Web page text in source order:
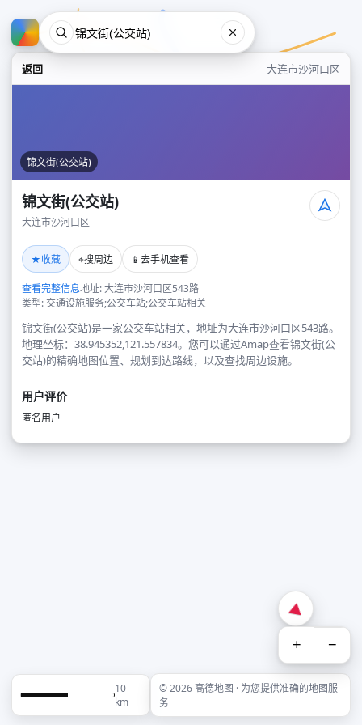
返回 大连市沙河口区
锦文街(公交站)
锦文街(公交站)
大连市沙河口区
★收藏 ⌖搜周边 📱 去手机查看
查看完整信息地址: 大连市沙河口区543路
类型: 交通设施服务;公交车站;公交车站相关
锦文街(公交站)是一家公交车站相关，地址为大连市沙河口区543路。
地理坐标：38.945352,121.557834。您可以通过Amap查看锦文街(公
交站)的精确地图位置、规划到达路线，以及查找周边设施。
用户评价
匿名用户
+ −
10
km
© 2026 高德地图 · 为您提供准确的地图服
务